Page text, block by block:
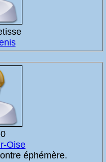
Oise
éphémère.